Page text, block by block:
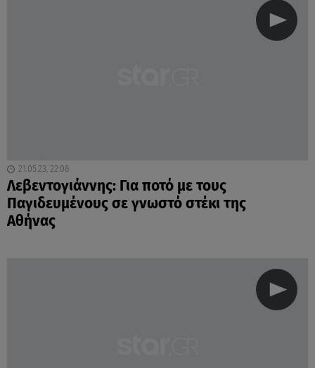
21.05.23, 22:08
Λεβεντογιάννης: Για ποτό με τους
Παγιδευμένους σε γνωστό στέκι της
Αθήνας